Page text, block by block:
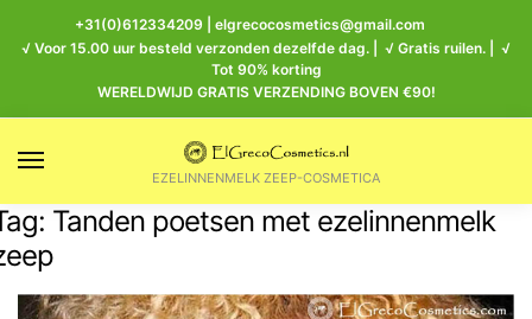
+31(0)612334209
elgrecocosmetics@gmail.com
√ Voor 15.00 uur besteld verzonden dezelfde dag. | √ Gratis ruilen. | √
Tot 90% korting
WERELDWIJD GRATIS VERZENDING BOVEN €90!
EZELINNENMELK ZEEP-COSMETICA
Tanden poetsen met ezelinnenmelk